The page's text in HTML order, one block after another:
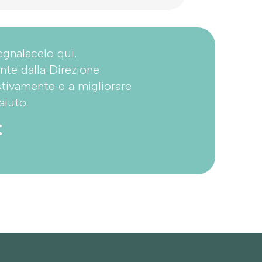
qui.
dalla Direzione
e a migliorare